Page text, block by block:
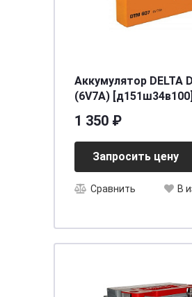
Аккумулятор DELTA
(6V7A) [д151ш34в100]
1 350 ₽
Запросить цену
Сравнить В